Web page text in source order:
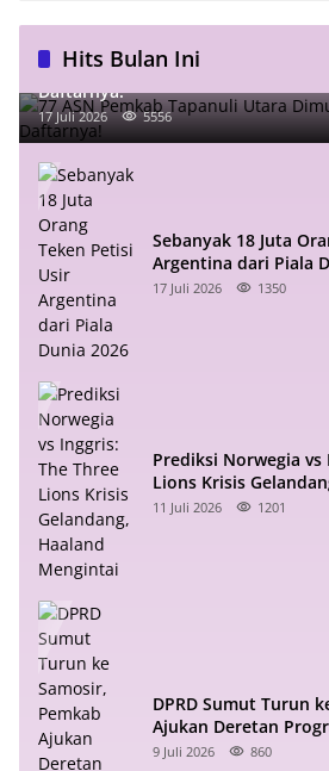
Hits Bulan Ini
77 ASN Pemkab Tapanuli Utara
Daftarnya!
17 Juli 2026 5556
Sebanyak 18 Juta
Argentina dari Piala
17 Juli 2026 1350
Prediksi Norwegia vs
Lions Krisis
Mengintai
11 Juli 2026 1201
DPRD Sumut Turun
Ajukan Deretan
Saja?
9 Juli 2026 860